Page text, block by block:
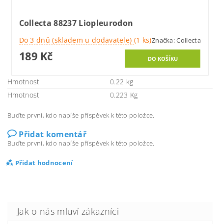
Collecta 88237 Liopleurodon
Do 3 dnů (skladem u dodavatele) (1 ks)Značka:Collecta
189 Kč
Hmotnost
0.22 kg
Hmotnost
0.223 Kg
Buďte první, kdo napíše příspěvek k této položce.
Přidat komentář
Buďte první, kdo napíše příspěvek k této položce.
Přidat hodnocení